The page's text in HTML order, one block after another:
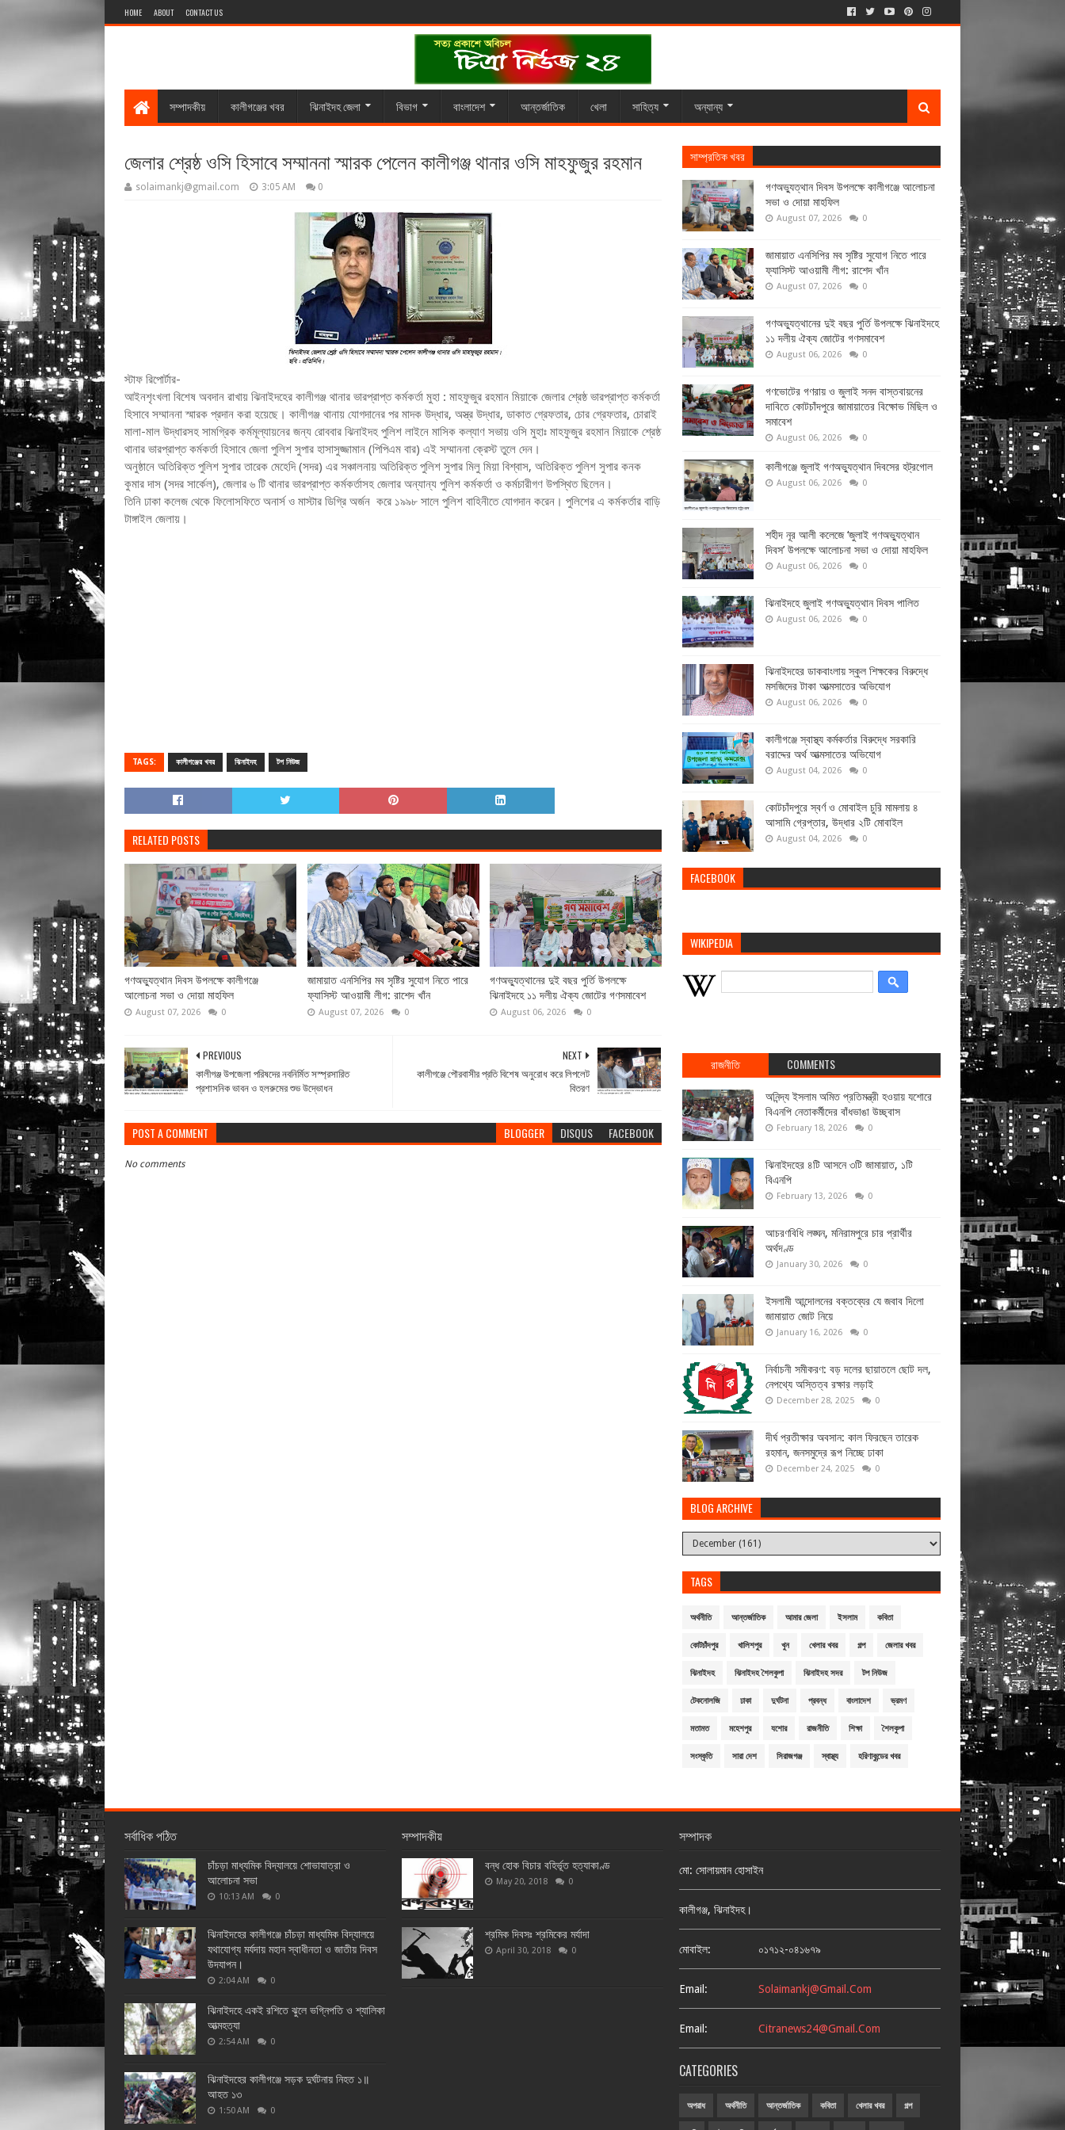
HOME ABOUT CONTACT US
সম্পাদকীয় কালীগঞ্জের খবর ঝিনাইদহ জেলা বিভাগ বাংলাদেশ আন্তর্জাতিক খেলা সাহিত্য অন্যান্য
জেলার শ্রেষ্ঠ ওসি হিসাবে সম্মাননা স্মারক পেলেন কালীগঞ্জ থানার ওসি মাহফুজুর রহমান
solaimankj@gmail.com 3:05 AM 0
স্টাফ রিপোর্টার-
আইনশৃংখলা বিশেষ অবদান রাখায় ঝিনাইদহের কালীগঞ্জ থানার ভারপ্রাপ্ত কর্মকর্তা মুহা : মাহফুজুর রহমান মিয়াকে জেলার শ্রেষ্ঠ ভারপ্রাপ্ত কর্মকর্তা
হিসাবে সম্মাননা স্মারক প্রদান করা হয়েছে। কালীগঞ্জ থানায় যোগদানের পর মাদক উদ্ধার, অস্ত্র উদ্ধার, ডাকাত গ্রেফতার, চোর গ্রেফতার, চোরাই
মালা-মাল উদ্ধারসহ সামগ্রিক কর্মমূল্যায়নের জন্য রোববার ঝিনাইদহ পুলিশ লাইনে মাসিক কল্যাণ সভায় ওসি মুহাঃ মাহফুজুর রহমান মিয়াকে শ্রেষ্ঠ
থানার ভারপ্রাপ্ত কর্মকর্তা হিসাবে জেলা পুলিশ সুপার হাসাসুজ্জামান (পিপিএম বার) এই সম্মাননা ক্রেস্ট তুলে দেন।
অনুষ্ঠানে অতিরিক্ত পুলিশ সুপার তারেক মেহেদি (সদর) এর সঞ্চালনায় অতিরিক্ত পুলিশ সুপার মিলু মিয়া বিশ্বাস, অতিরিক্ত পুলিশ সুপার কনক
কুমার দাস (সদর সার্কেল), জেলার ৬ টি থানার ভারপ্রাপ্ত কর্মকর্তাসহ জেলার অন্যান্য পুলিশ কর্মকর্তা ও কর্মচারীগণ উপস্থিত ছিলেন।
তিনি ঢাকা কলেজ থেকে ফিলোসফিতে অনার্স ও মাস্টার ডিগ্রি অর্জন করে ১৯৯৮ সালে পুলিশ বাহিনীতে যোগদান করেন। পুলিশের এ কর্মকর্তার বাড়ি
টাঙ্গাইল জেলায়।
TAGS: কালীগঞ্জের খবর ঝিনাইদহ টপ নিউজ
RELATED POSTS
গণঅভ্যুত্থান দিবস উপলক্ষে কালীগঞ্জে
আলোচনা সভা ও দোয়া মাহফিল
August 07, 2026 0
জামায়াত এনসিপির মব সৃষ্টির সুযোগ নিতে পারে
ফ্যাসিস্ট আওয়ামী লীগ: রাশেদ খাঁন
August 07, 2026 0
গণঅভ্যুত্থানের দুই বছর পুর্তি উপলক্ষে
ঝিনাইদহে ১১ দলীয় ঐক্য জোটের গণসমাবেশ
August 06, 2026 0
NEXT
কালীগঞ্জে পৌরবাসীর প্রতি বিশেষ অনুরোধ করে লিপলেট
বিতরণ
PREVIOUS
কালীগঞ্জ উপজেলা পরিষদের নবনির্মিত সস্প্রসারিত
প্রশাসনিক ভাবন ও হলরুমের শুভ উদ্ভোধন
POST A COMMENT BLOGGER DISQUS FACEBOOK
No comments
সাম্প্রতিক খবর
গণঅভ্যুত্থান দিবস উপলক্ষে কালীগঞ্জে আলোচনা
সভা ও দোয়া মাহফিল
August 07, 2026 0
জামায়াত এনসিপির মব সৃষ্টির সুযোগ নিতে পারে
ফ্যাসিস্ট আওয়ামী লীগ: রাশেদ খাঁন
August 07, 2026 0
গণঅভ্যুত্থানের দুই বছর পুর্তি উপলক্ষে ঝিনাইদহে
১১ দলীয় ঐক্য জোটের গণসমাবেশ
August 06, 2026 0
গণভোটের গণরায় ও জুলাই সনদ বাস্তবায়নের
দাবিতে কোটচাঁদপুরে জামায়াতের বিক্ষোভ মিছিল ও
সমাবেশ
August 06, 2026 0
কালীগঞ্জে জুলাই গণঅভ্যুত্থান দিবসের হট্রগোল
August 06, 2026 0
শহীদ নূর আলী কলেজে ‘জুলাই গণঅভ্যুত্থান
দিবস’ উপলক্ষে আলোচনা সভা ও দোয়া মাহফিল
August 06, 2026 0
ঝিনাইদহে জুলাই গণঅভ্যুত্থান দিবস পালিত
August 06, 2026 0
ঝিনাইদহের ডাকবাংলায় স্কুল শিক্ষকের বিরুদ্ধে
মসজিদের টাকা আত্মসাতের অভিযোগ
August 06, 2026 0
কালীগঞ্জে স্বাস্থ্য কর্মকর্তার বিরুদ্ধে সরকারি
বরাদ্দের অর্থ আত্মসাতের অভিযোগ
August 04, 2026 0
কোটচাঁদপুরে স্বর্ণ ও মোবাইল চুরি মামলায় ৪
আসামি গ্রেপ্তার, উদ্ধার ২টি মোবাইল
August 04, 2026 0
FACEBOOK
WIKIPEDIA
রাজনীতি COMMENTS
অনিন্দ্য ইসলাম অমিত প্রতিমন্ত্রী হওয়ায় যশোরে
বিএনপি নেতাকর্মীদের বাঁধভাঙা উচ্ছ্বাস
February 18, 2026 0
ঝিনাইদহের ৪টি আসনে ৩টি জামায়াত, ১টি
বিএনপি
February 13, 2026 0
আচরণবিধি লঙ্ঘন, মনিরামপুরে চার প্রার্থীর
অর্থদণ্ড
January 30, 2026 0
ইসলামী আন্দোলনের বক্তব্যের যে জবাব দিলো
জামায়াত জোট নিয়ে
January 16, 2026 0
নির্বাচনী সমীকরণ: বড় দলের ছায়াতলে ছোট দল,
নেপথ্যে অস্তিত্ব রক্ষার লড়াই
December 28, 2025 0
দীর্ঘ প্রতীক্ষার অবসান: কাল ফিরছেন তারেক
রহমান, জনসমুদ্রে রূপ নিচ্ছে ঢাকা
December 24, 2025 0
BLOG ARCHIVE
TAGS
অর্থনীতি আন্তর্জাতিক আমার জেলা ইসলাম কবিতা
কোটচাঁদপুর খালিশপুর খুন খেলার খবর গল্প জেলার খবর
ঝিনাইদহ ঝিনাইদহ শৈলকুপা ঝিনাইদহ সদর টপ নিউজ
টেকনোলজি ঢাকা দুর্ঘটনা প্রবন্ধ বাংলাদেশ ভ্রমণ
মতামত মহেশপুর যশোর রাজনীতি শিক্ষা শৈলকুপা
সংস্কৃতি সারা দেশ সিরাজগঞ্জ স্বাস্থ্য হরিণাকুন্ডের খবর
সর্বাধিক পঠিত
চাঁচড়া মাধ্যমিক বিদ্যালয়ে শোভাযাত্রা ও
আলোচনা সভা
10:13 AM 0
ঝিনাইদহের কালীগঞ্জে চাঁচড়া মাধ্যমিক বিদ্যালয়ে
যথাযোগ্য মর্যদায় মহান স্বাধীনতা ও জাতীয় দিবস
উদযাপন।
2:04 AM 0
ঝিনাইদহে একই রশিতে ঝুলে ভগ্নিপতি ও শ্যালিকা
আত্মহত্যা
2:54 AM 0
ঝিনাইদহের কালীগঞ্জে সড়ক দুর্ঘটনায় নিহত ১॥
আহত ১৩
1:50 AM 0
সম্পাদকীয়
বন্ধ হোক বিচার বহির্ভূত হত্যাকাণ্ড
May 20, 2018 0
শ্রমিক দিবসঃ শ্রমিকের মর্যাদা
April 30, 2018 0
সম্পাদক
মো: সোলায়মান হোসাইন
কালীগঞ্জ, ঝিনাইদহ।
মোবাইল: ০১৭১২-০৪১৬৭৯
Email: Solaimankj@gmail.com
Email: Citranews24@gmail.com
CATEGORIES
অপরাধ অর্থনীতি আন্তর্জাতিক কবিতা খেলার খবর গল্প